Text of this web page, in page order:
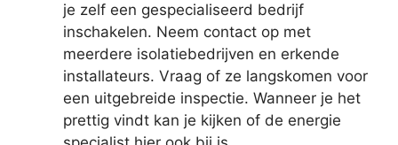
je zelf een gespecialiseerd bedrijf
inschakelen. Neem contact op met
meerdere isolatiebedrijven en erkende
installateurs. Vraag of ze langskomen voor
een uitgebreide inspectie. Wanneer je het
prettig vindt kan je kijken of de energie